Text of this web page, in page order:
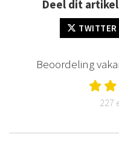
Deel dit
TWITTER
Beoordeling
227